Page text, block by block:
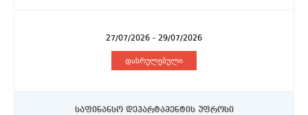
27/07/2026 - 29/07/2026
დასრულებული
საფინანსო დეპარტამენტის უფროსი